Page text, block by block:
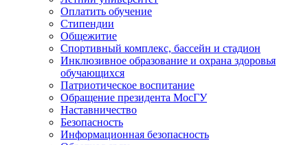
Оплатить обучение
Стипендии
Общежитие
Спортивный комплекс, бассейн и стадион
Инклюзивное образование и охрана здоровья
обучающихся
Патриотическое воспитание
Обращение президента МосГУ
Наставничество
Безопасность
Информационная безопасность